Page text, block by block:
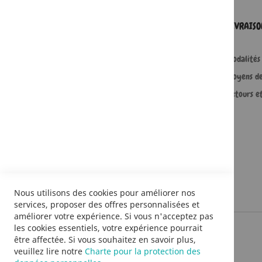
Moyens
Retours
Nous utilisons des cookies pour améliorer nos
services, proposer des offres personnalisées et
améliorer votre expérience. Si vous n'acceptez pas
les cookies essentiels, votre expérience pourrait
être affectée. Si vous souhaitez en savoir plus,
veuillez lire notre Charte pour la protection des